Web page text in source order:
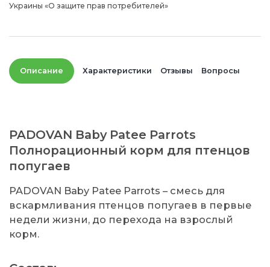
Украины «О защите прав потребителей»
Описание Характеристики Отзывы Вопросы
PADOVAN Baby Patee Parrots
Полнорационный корм для птенцов
попугаев
PADOVAN Baby Patee Parrots – смесь для
вскармливания птенцов попугаев в первые
недели жизни, до перехода на взрослый
корм.